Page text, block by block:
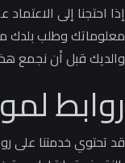
إذا احتجنا إلى
معلوماتك وطلب بلدك
والديك قبل أن نجمع
روابط
قد تحتوي خدمتنا على